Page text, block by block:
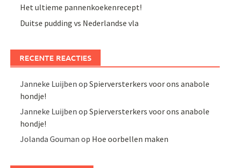
Het ultieme pannenkoekenrecept!
Duitse pudding vs Nederlandse vla
RECENTE REACTIES
Janneke Luijben opSpierversterkers voor ons anabole
hondje!
Janneke Luijben opSpierversterkers voor ons anabole
hondje!
Jolanda Gouman op Hoe oorbellen maken